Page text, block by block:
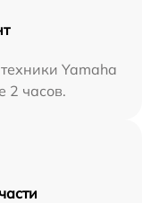
Yamaha
2 часов.